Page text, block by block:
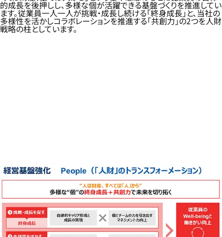
的成長を後押しし、多様な個が活躍できる基盤づくりを推進してい
ます。従業員一人一人が挑戦・成長し続ける「終身成長」と、当社の
多様性を活かしコラボレーションを推進する「共創力」の2つを人財
戦略の柱としています。